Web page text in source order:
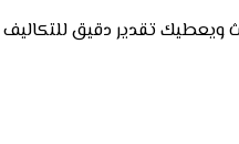
الأثاث ويعطيك تقدير دقيق للتكاليف